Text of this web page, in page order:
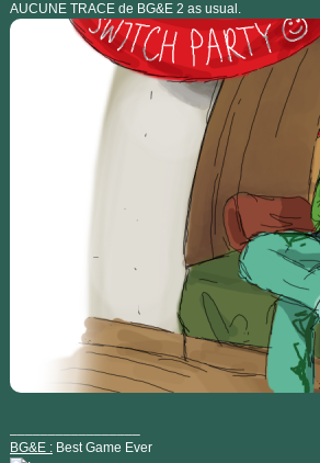
AUCUNE TRACE de BG&E 2 as usual.
BG&E : Best Game Ever